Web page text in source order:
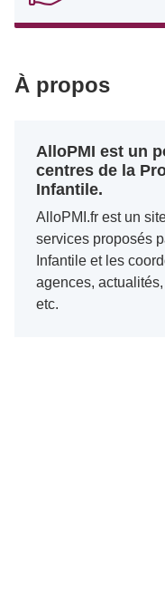
À propos
AlloPMI est un
centres de la
Infantile.
AlloPMI.fr est un
services proposés
Infantile et les
agences,
etc.